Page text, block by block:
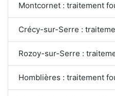
Montcornet : traitement
Crécy-sur-Serre :
Rozoy-sur-Serre :
Homblières : traitement